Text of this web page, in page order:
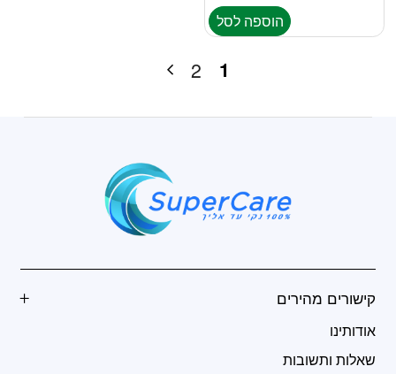
הוספה לסל
1
2
קישורים מהירים
אודותינו
שאלות ותשובות